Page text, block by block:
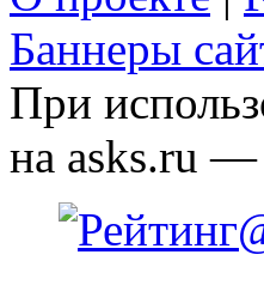
Баннеры
При
на asks.ru —